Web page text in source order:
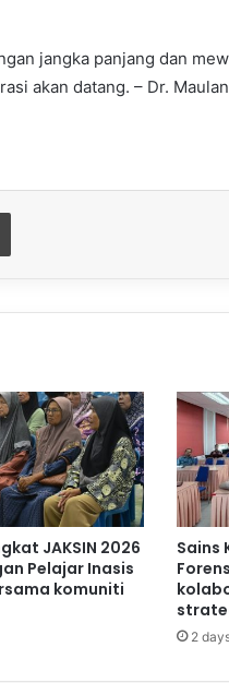
jangka panjang dan
akan datang. – Dr.
JAKSIN 2026
Pelajar Inasis
komuniti
Sains
2